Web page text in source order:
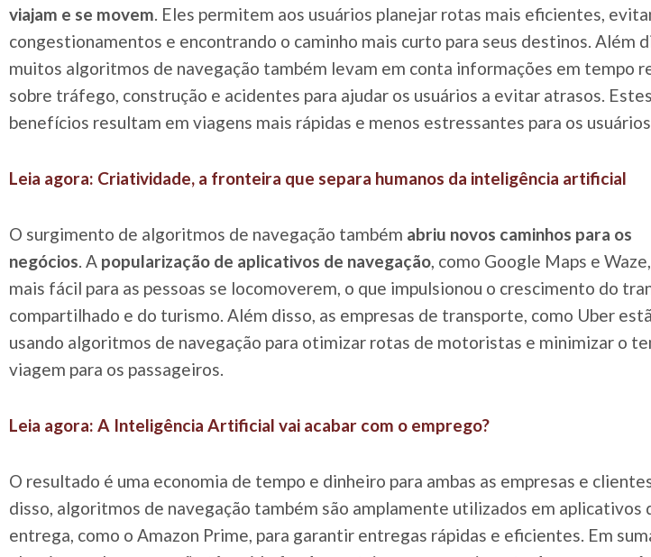
viajam e se movem. Eles permitem aos usuários planejar rotas mais eficientes,
congestionamentos e encontrando o caminho mais curto para seus destinos. Além
muitos algoritmos de navegação também levam em conta informações em tempo
sobre tráfego, construção e acidentes para ajudar os usuários a evitar atrasos. Estes
benefícios resultam em viagens mais rápidas e menos estressantes para os
Leia agora: Criatividade, a fronteira que separa humanos da inteligência artificial
O surgimento de algoritmos de navegação também abriu novos caminhos para os
negócios. A popularização de aplicativos de navegação, como Google Maps e
mais fácil para as pessoas se locomoverem, o que impulsionou o crescimento do
compartilhado e do turismo. Além disso, as empresas de transporte, como Uber
usando algoritmos de navegação para otimizar rotas de motoristas e minimizar o
viagem para os passageiros.
Leia agora: A Inteligência Artificial vai acabar com o emprego?
O resultado é uma economia de tempo e dinheiro para ambas as empresas e
disso, algoritmos de navegação também são amplamente utilizados em aplicativos
entrega, como o Amazon Prime, para garantir entregas rápidas e eficientes. Em